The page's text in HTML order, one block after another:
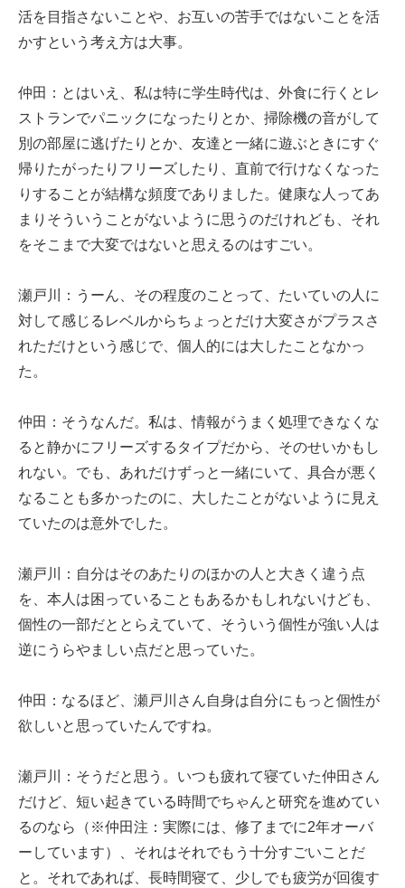
活を目指さないことや、お互いの苦手ではないことを活
かすという考え方は大事。
仲田：とはいえ、私は特に学生時代は、外食に行くとレ
ストランでパニックになったりとか、掃除機の音がして
別の部屋に逃げたりとか、友達と一緒に遊ぶときにすぐ
帰りたがったりフリーズしたり、直前で行けなくなった
りすることが結構な頻度でありました。健康な人ってあ
まりそういうことがないように思うのだけれども、それ
をそこまで大変ではないと思えるのはすごい。
瀬戸川：うーん、その程度のことって、たいていの人に
対して感じるレベルからちょっとだけ大変さがプラスさ
れただけという感じで、個人的には大したことなかっ
た。
仲田：そうなんだ。私は、情報がうまく処理できなくな
ると静かにフリーズするタイプだから、そのせいかもし
れない。でも、あれだけずっと一緒にいて、具合が悪く
なることも多かったのに、大したことがないように見え
ていたのは意外でした。
瀬戸川：自分はそのあたりのほかの人と大きく違う点
を、本人は困っていることもあるかもしれないけども、
個性の一部だととらえていて、そういう個性が強い人は
逆にうらやましい点だと思っていた。
仲田：なるほど、瀬戸川さん自身は自分にもっと個性が
欲しいと思っていたんですね。
瀬戸川：そうだと思う。いつも疲れて寝ていた仲田さん
だけど、短い起きている時間でちゃんと研究を進めてい
るのなら（※仲田注：実際には、修了までに2年オーバ
ーしています）、それはそれでもう十分すごいことだ
と。それであれば、長時間寝て、少しでも疲労が回復す